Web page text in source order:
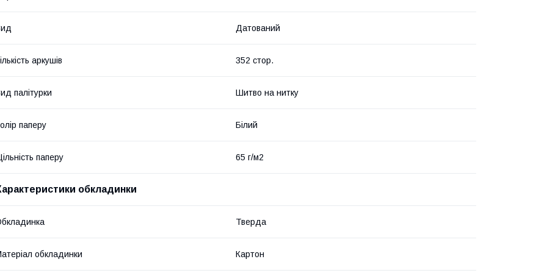
Датований
аркушів 352 стор.
палітурки Шитво на нитку
паперу Білий
паперу 65 г/м2
обкладинки
Тверда
обкладинки Картон